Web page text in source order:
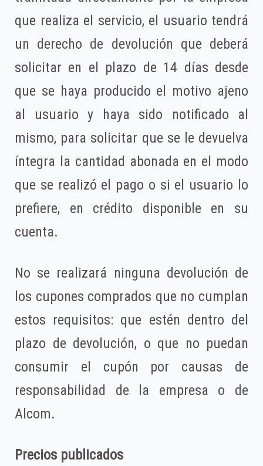
que realiza el servicio, el usuario tendrá
un derecho de devolución que deberá
solicitar en el plazo de 14 días desde
que se haya producido el motivo ajeno
al usuario y haya sido notificado al
mismo, para solicitar que se le devuelva
íntegra la cantidad abonada en el modo
que se realizó el pago o si el usuario lo
prefiere, en crédito disponible en su
cuenta.
No se realizará ninguna devolución de
los cupones comprados que no cumplan
estos requisitos: que estén dentro del
plazo de devolución, o que no puedan
consumir el cupón por causas de
responsabilidad de la empresa o de
Alcom.
Precios publicados